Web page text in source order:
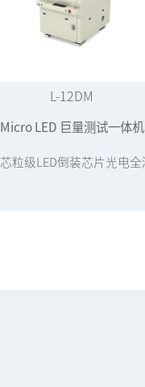
L-12DM
Micro LED 巨量测试一体机